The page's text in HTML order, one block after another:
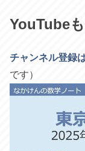
YouTube
チャンネル登録
です）